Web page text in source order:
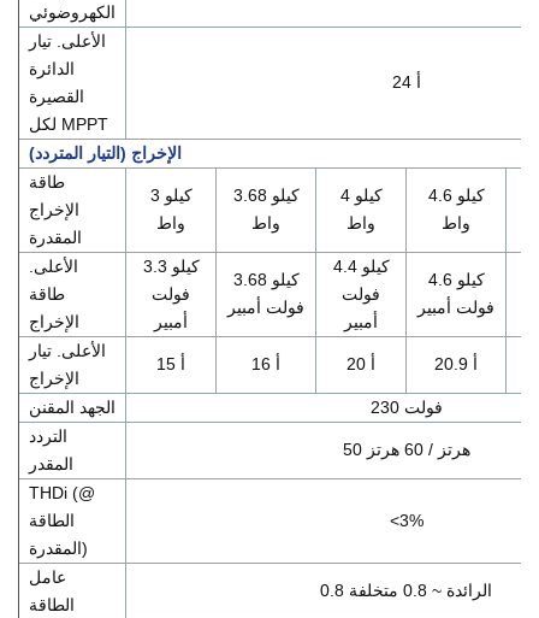
الكهروضوئي
الأعلى. تيار
الدائرة
القصيرة
لكل MPPT
24 أ
الإخراج (التيار المتردد)
طاقة
الإخراج
المقدرة
3 كيلو
واط
3.68 كيلو
واط
4 كيلو
واط
4.6 كيلو
واط
الأعلى.
طاقة
الإخراج
3.3 كيلو
فولت
أمبير
3.68 كيلو
فولت أمبير
4.4 كيلو
فولت
أمبير
4.6 كيلو
فولت أمبير
الأعلى. تيار
الإخراج
15 أ 16 أ 20 أ 20.9 أ
الجهد المقنن
230 فولت
التردد
المقدر
50 هرتز / 60 هرتز
THDi (@
الطاقة
المقدرة)
<3%
عامل
الطاقة
0.8 الرائدة ~ 0.8 متخلفة